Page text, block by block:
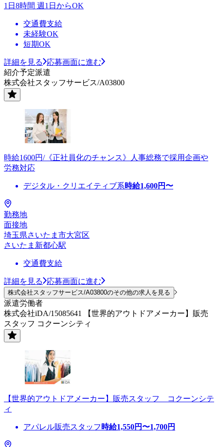
1日8時間 週1日からOK
交通費支給
未経験OK
短期OK
詳細を見る
応募画面に進む
紹介予定派遣
株式会社スタッフサービス/A03800
時給1600円/《正社員化のチャンス》人事総務で採用企画や
労務対応
デジタル・クリエイティブ系時給1,600円〜
勤務地
面接地
埼玉県さいたま市大宮区
さいたま新都心駅
交通費支給
詳細を見る 応募画面に進む
株式会社スタッフサービス/A03800のその他の求人を見る
派遣労働者
株式会社iDA/15085641 【世界的アウトドアメーカー】販売
スタッフ コクーンシティ
【世界的アウトドアメーカー】販売スタッフ コクーンシテ
ィ
アパレル販売スタッフ 時給1,550円〜1,700円